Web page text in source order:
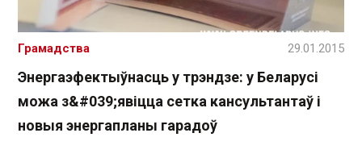
Энергаэфектыўнасць у трэндзе: у Беларусі
можа з&#039;явіцца сетка кансультантаў і
новыя энергапланы гарадоў
Грамадства 29.01.2015